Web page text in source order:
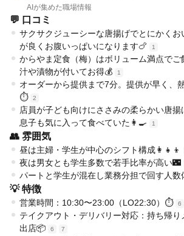
AIが集めた職場情報
💬 口コミ
サクサクジューシーな唐揚げでとにかく
が良くお腹いっぱいになります🍗
1
からやま定食（梅）はボリューム満点で
汁や漬物が付いてお得💰
1
オーダーから提供まで7分。提供が早く、
⏱️
2
店員が子ども向けにささみの柔らかい唐揚
息子も気に入って食べていた👩‍🍳
1
👥 雰囲気
昼は主婦・学生が中心のシフト構成👩‍👧‍👦
夜は男女とも学生多数で若手比率が高い🌃
パートと学生が混在し業務分担で回す人数
💡 特徴
営業時間：10:30〜23:00（LO22:30）⏱️ 6
テイクアウト・デリバリー対応：持ち帰
出店📦
6 7